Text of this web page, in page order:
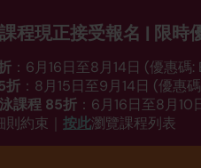
程現正接受報名 | 限時
：6月16日至8月14日 (優惠碼:
折 ：8月15日至9月14日 (優惠
課程 85折 ：6月16日至8月10
約束｜ 按此瀏覽課程列表